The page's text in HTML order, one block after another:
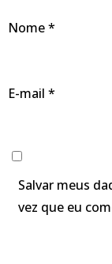
Nome*
E-mail *
Salvar meus
vez que eu